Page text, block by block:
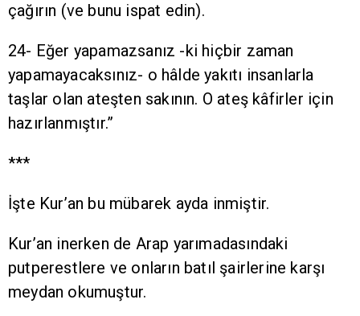
çağırın (ve bunu ispat edin).
24- Eğer yapamazsanız -ki hiçbir zaman
yapamayacaksınız- o hâlde yakıtı insanlarla
taşlar olan ateşten sakının. O ateş kâfirler için
hazırlanmıştır.”
***
İşte Kur’an bu mübarek ayda inmiştir.
Kur’an inerken de Arap yarımadasındaki
putperestlere ve onların batıl şairlerine karşı
meydan okumuştur.